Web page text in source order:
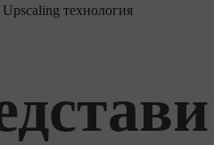
технология